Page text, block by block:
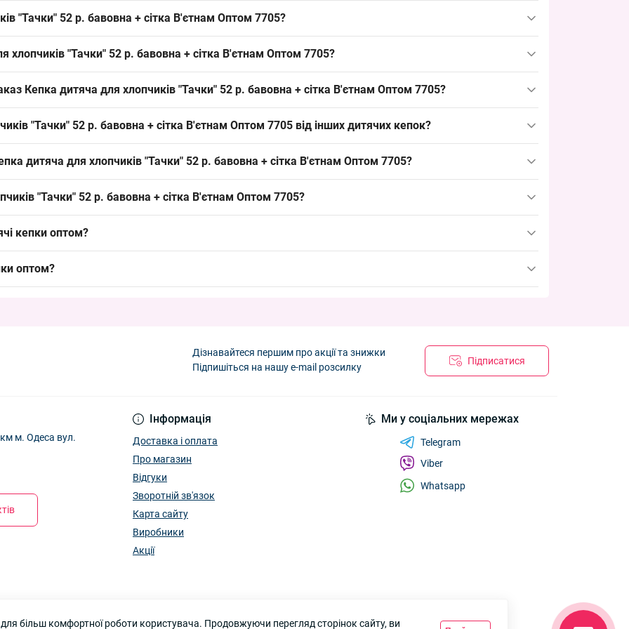
оновлення дитячого асортименту.
"Тачки" 52 р. бавовна + сітка В'єтнам Оптом 7705?
хлопчиків "Тачки" 52 р. бавовна + сітка В'єтнам Оптом 7705?
моделей.Кепка дитяча для хлопчиків "Тачки" 52 р. бавовна + сітка В'єтнам Оптом 7705?
"Тачки" 52 р. бавовна + сітка В'єтнам Оптом 7705 від інших дитячих кепок?
кепок з поліестеру. Такий асортиментний акцент додає бюджетний і популярний товар до викладки,
дитяча для хлопчиків "Тачки" 52 р. бавовна + сітка В'єтнам Оптом 7705?
"Тачки" 52 р. бавовна + сітка В'єтнам Оптом 7705?
54р. Оптом 26Д37
кепки оптом?
оптом?
54р. Оптом 26Д47
Дізнавайтеся першим про акції та знижки
Підпишіться на нашу e-mail розсилку
Підписатися
м. Одеса вул.
Інформація
Доставка і оплата
Про магазин
Відгуки
Зворотній зв'язок
Карта сайту
Виробники
Акції
Ми у соціальних мережах
Telegram
Viber
Whatsapp
більш комфортної роботи користувача. Продовжуючи перегляд сторінок сайту, ви